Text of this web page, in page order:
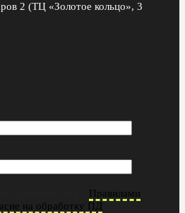
2 (ТЦ «Золотое кольцо», 3
Правилами
на обработку ПД